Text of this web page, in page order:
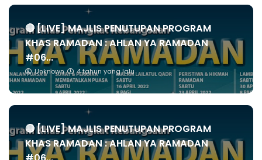
🔴 [LIVE] MAJLIS PENUTUPAN PROGRAM
KHAS RAMADAN : AHLAN YA RAMADAN
#06...
Unknown 4 tahun yang lalu
🔴 [LIVE] MAJLIS PENUTUPAN PROGRAM
KHAS RAMADAN : AHLAN YA RAMADAN